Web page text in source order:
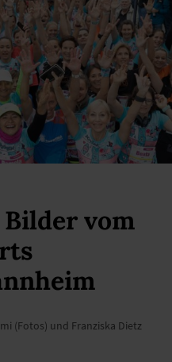
vom
(Fotos) und Franziska Dietz